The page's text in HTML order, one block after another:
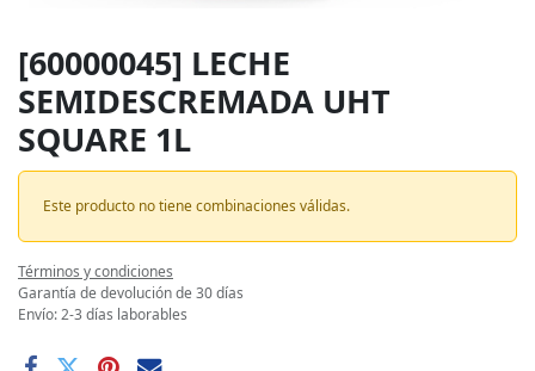
[60000045] LECHE
SEMIDESCREMADA UHT
SQUARE 1L
Este producto no tiene combinaciones válidas.
Términos y condiciones
Garantía de devolución de 30 días
Envío: 2-3 días laborables